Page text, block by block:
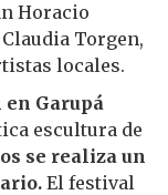
Horacio
Torgen,
locales.
en Garupá
escultura de
se realiza un
El festival